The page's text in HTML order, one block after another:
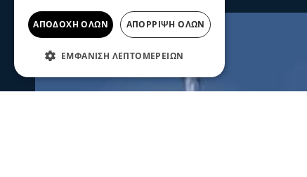
ΑΠΟΔΟΧΉ ΌΛΩΝ ΑΠΌΡΡΙΨΗ ΌΛΩΝ
ΕΜΦΆΝΙΣΗ ΛΕΠΤΟΜΕΡΕΙΏΝ